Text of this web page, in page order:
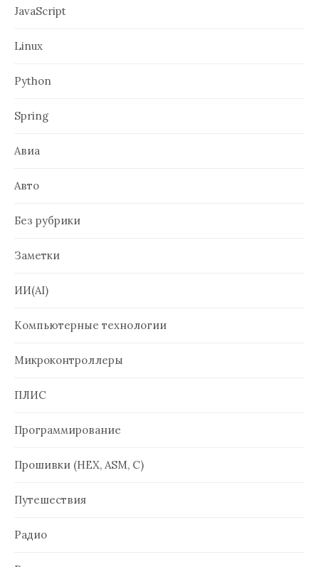
JavaScript
Linux
Python
Spring
Авиа
Авто
Без рубрики
Заметки
ИИ(AI)
Компьютерные технологии
Микроконтроллеры
ПЛИС
Программирование
Прошивки (HEX, ASM, C)
Путешествия
Радио